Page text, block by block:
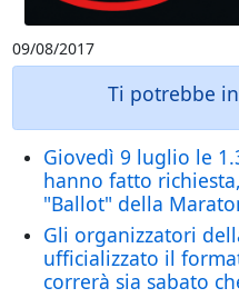
09/08/2017
Ti potrebbe
Giovedì 9 luglio le
hanno fatto
"Ballot" della
Gli organizzatori
ufficializzato il
correrà sia sabato